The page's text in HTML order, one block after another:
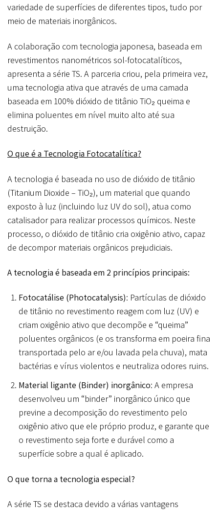
variedade de superfícies de diferentes tipos, tudo por
meio de materiais inorgânicos.
A colaboração com tecnologia japonesa, baseada em
revestimentos nanométricos sol-fotocatalíticos,
apresenta a série TS. A parceria criou, pela primeira vez,
uma tecnologia ativa que através de uma camada
baseada em 100% dióxido de titânio TiO₂ queima e
elimina poluentes em nível muito alto até sua
destruição.
O que é a Tecnologia Fotocatalítica?
A tecnologia é baseada no uso de dióxido de titânio
(Titanium Dioxide – TiO₂), um material que quando
exposto à luz (incluindo luz UV do sol), atua como
catalisador para realizar processos químicos. Neste
processo, o dióxido de titânio cria oxigênio ativo, capaz
de decompor materiais orgânicos prejudiciais.
A tecnologia é baseada em 2 princípios principais:
Fotocatálise (Photocatalysis): Partículas de dióxido
de titânio no revestimento reagem com luz (UV) e
criam oxigênio ativo que decompõe e “queima”
poluentes orgânicos (e os transforma em poeira fina
transportada pelo ar e/ou lavada pela chuva), mata
bactérias e vírus violentos e neutraliza odores ruins.
Material ligante (Binder) inorgânico: A empresa
desenvolveu um “binder” inorgânico único que
previne a decomposição do revestimento pelo
oxigênio ativo que ele próprio produz, e garante que
o revestimento seja forte e durável como a
superfície sobre a qual é aplicado.
O que torna a tecnologia especial?
A série TS se destaca devido a várias vantagens